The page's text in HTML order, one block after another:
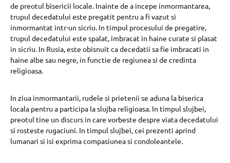
de preotul bisericii locale. Inainte de a incepe inmormantarea,
trupul decedatului este pregatit pentru a fi vazut si
inmormantat intr-un sicriu. In timpul procesului de pregatire,
trupul decedatului este spalat, imbracat in haine curate si plasat
in sicriu. In Rusia, este obisnuit ca decedatii sa fie imbracati in
haine albe sau negre, in functie de regiunea si de credinta
religioasa.
In ziua inmormantarii, rudele si prietenii se aduna la biserica
locala pentru a participa la slujba religioasa. In timpul slujbei,
preotul tine un discurs in care vorbeste despre viata decedatului
si rosteste rugaciuni. In timpul slujbei, cei prezenti aprind
lumanari si isi exprima compasiunea si condoleantele.